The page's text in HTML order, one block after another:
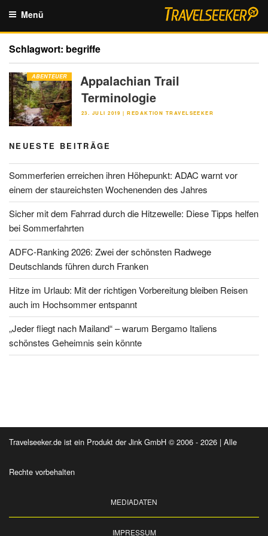
Inhalt
springen
Menü
Schlagwort: begriffe
ABENTEUER
Appalachian Trail
Terminologie
VERÖFFENTLICHT
23. JULI 2019 |REDAKTION TRAVELSEEKER
NEUESTE BEITRÄGE
Sommerferien erreichen ihren Höhepunkt: ADAC warnt vor
einem der staureichsten Wochenenden des Jahres
Sicher mit dem Fahrrad durch die Hitzewelle: Diese Tipps helfen
bei Sommerfahrten
ADFC-Ranking 2026: Zwei der schönsten Radwege
Deutschlands führen durch Franken
Hitze im Urlaub: Mit der richtigen Vorbereitung bleiben Reisen
auch im Hochsommer entspannt
„Jeder fliegt nach Mailand“ – warum Bergamo Italiens
schönstes Geheimnis sein könnte
Travelseeker.de ist ein Produkt der Jink GmbH © 2006 - 2026 | Alle
Rechte vorbehalten
MEDIADATEN
IMPRESSUM